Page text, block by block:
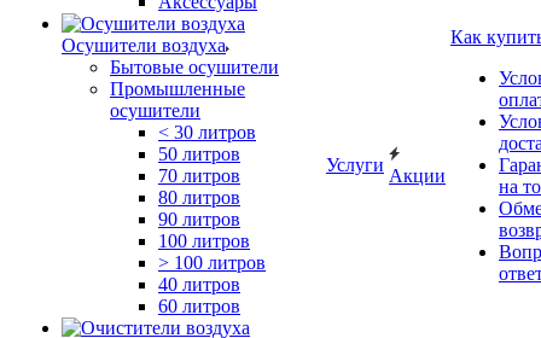
Осушители воздуха
Бытовые осушители
Промышленные
осушители
< 30 литров
50 литров
70 литров
80 литров
90 литров
100 литров
> 100 литров
40 литров
60 литров
Услуги
Акции
Как
на